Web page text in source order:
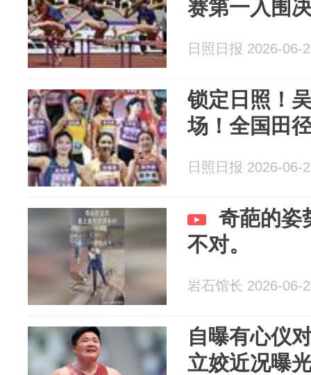
赛第一入围
日照日报 2026-06-
锁定日照！
场！全国田
日照日报 2026-06-
奇葩的姿
不对。
岩石馆长 2026-06-
自曝有心仪
立姣近况曝